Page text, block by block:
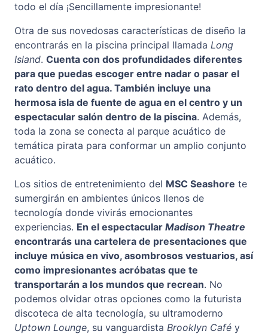
todo el día ¡Sencillamente impresionante!
Otra de sus novedosas características de diseño la
encontrarás en la piscina principal llamada Long
Island. Cuenta con dos profundidades diferentes
para que puedas escoger entre nadar o pasar el
rato dentro del agua. También incluye una
hermosa isla de fuente de agua en el centro y un
espectacular salón dentro de la piscina. Además,
toda la zona se conecta al parque acuático de
temática pirata para conformar un amplio conjunto
acuático.
Los sitios de entretenimiento del MSC Seashore te
sumergirán en ambientes únicos llenos de
tecnología donde vivirás emocionantes
experiencias. En el espectacular Madison Theatre
encontrarás una cartelera de presentaciones que
incluye música en vivo, asombrosos vestuarios, así
como impresionantes acróbatas que te
transportarán a los mundos que recrean. No
podemos olvidar otras opciones como la futurista
discoteca de alta tecnología, su ultramoderno
Uptown Lounge, su vanguardista Brooklyn Café y